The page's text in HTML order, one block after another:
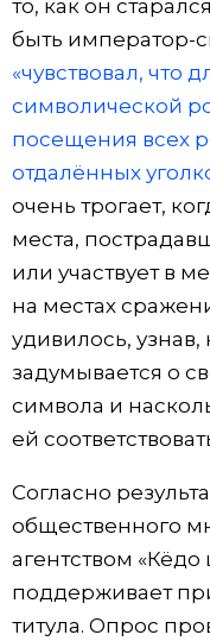
то, как он
быть император-
«чувствовал, что
символической
посещения всех
отдалённых
очень трогает,
места,
или участвует в
на местах
удивилось, узнав,
задумывается о
символа и
ей
Согласно
общественного
агентством
поддерживает
титула. Опрос